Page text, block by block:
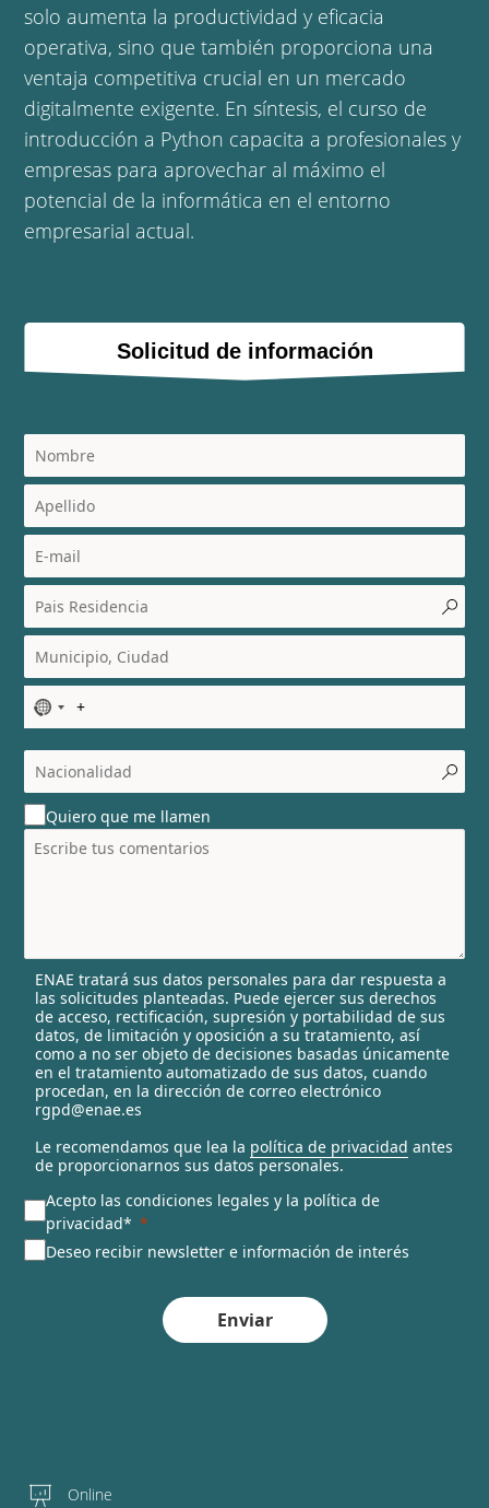
solo aumenta la productividad y eficacia
operativa, sino que también proporciona una
ventaja competitiva crucial en un mercado
digitalmente exigente. En síntesis, el curso de
introducción a Python capacita a profesionales y
empresas para aprovechar al máximo el
potencial de la informática en el entorno
empresarial actual.
Solicitud de información
N
o
c
o
u
n
t
l
e
c
t
e
d
Quiero que me llamen
ENAE tratará sus datos personales para dar respuesta a
las solicitudes planteadas. Puede ejercer sus derechos
de acceso, rectificación, supresión y portabilidad de sus
datos, de limitación y oposición a su tratamiento, así
como a no ser objeto de decisiones basadas únicamente
en el tratamiento automatizado de sus datos, cuando
procedan, en la dirección de correo electrónico
rgpd@enae.es
Le recomendamos que lea la política de privacidad antes
de proporcionarnos sus datos personales.
Acepto las condiciones legales y la política de
privacidad*
Deseo recibir newsletter e información de interés
Enviar
Online